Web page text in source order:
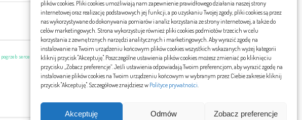
plików cookies. Pliki cookies umożliwiają nam zapewnienie prawidłowego działania naszej strony
internetowej oraz realizację podstawowych jej funkcji, a po uzyskaniu Twojej zgody, pliki cookies są przez
nas wykorzystywane do dokonywania pomiarów i analiz korzystania ze strony internetowej, a także do
celów marketingowych. Strona wykorzystuje również pliki cookies podmiotów trzecich w celu
korzystania z zewnętrznych narzędzi analitycznych i marketingowych. Aby wyrazić zgodę na
instalowanie na Twoim urządzeniu końcowym plików cookies wszystkich wskazanych wyżej kategorii
kliknij przycisk "Akceptuję". Poszczególne ustawienia plików cookies możesz zmieniać po kliknięciu
przycisku „Zobacz preferencje”. Jeśli ustawienia odpowiadają Twoim preferencjom, aby wyrazić zgodę na
instalowanie plików cookies na Twoim urządzeniu końcowym w wybranym przez Ciebie zakresie kliknij
przycisk "Akceptuję". Szczegółowe znajdziesz w Polityce prywatności.
Akceptuję Odmów Zobacz preferencje
pogrzeb serce
Strony
Polityka Prywatności